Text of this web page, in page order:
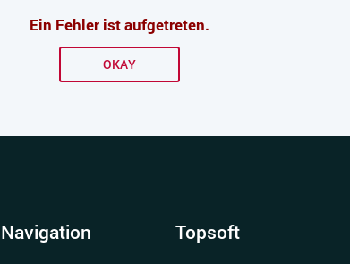
Ein Fehler ist aufgetreten.
OKAY
Navigation Topsoft